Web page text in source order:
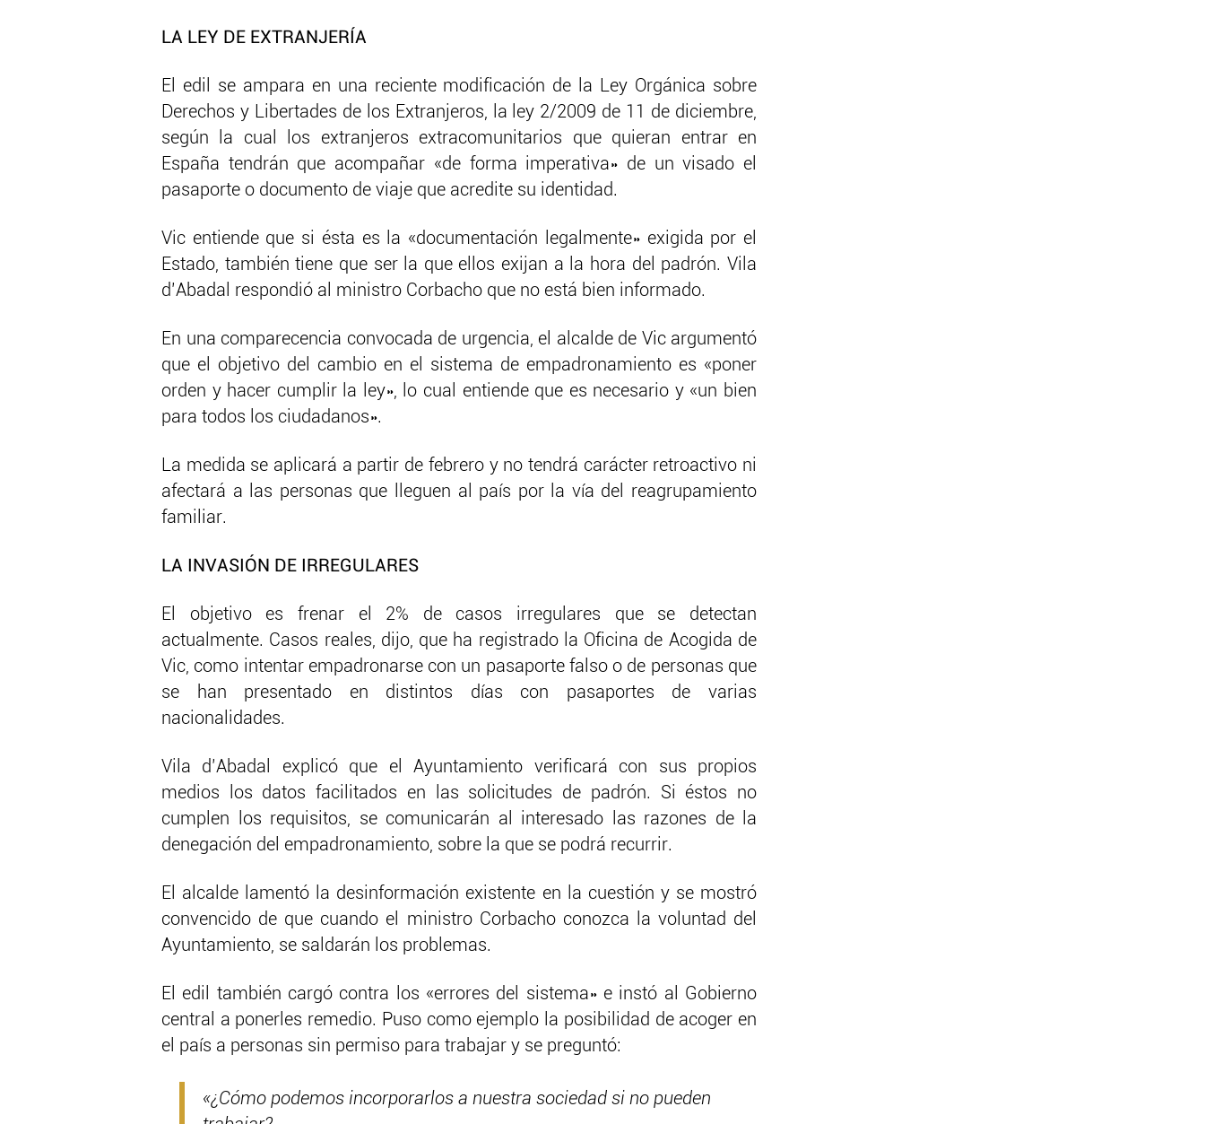
LA LEY DE EXTRANJERÍA
El edil se ampara en una reciente modificación de la Ley Orgánica sobre
Derechos y Libertades de los Extranjeros, la ley 2/2009 de 11 de diciembre,
según la cual los extranjeros extracomunitarios que quieran entrar en
España tendrán que acompañar «de forma imperativa» de un visado el
pasaporte o documento de viaje que acredite su identidad.
Vic entiende que si ésta es la «documentación legalmente» exigida por el
Estado, también tiene que ser la que ellos exijan a la hora del padrón. Vila
d’Abadal respondió al ministro Corbacho que no está bien informado.
En una comparecencia convocada de urgencia, el alcalde de Vic argumentó
que el objetivo del cambio en el sistema de empadronamiento es «poner
orden y hacer cumplir la ley», lo cual entiende que es necesario y «un bien
para todos los ciudadanos».
La medida se aplicará a partir de febrero y no tendrá carácter retroactivo ni
afectará a las personas que lleguen al país por la vía del reagrupamiento
familiar.
LA INVASIÓN DE IRREGULARES
El objetivo es frenar el 2% de casos irregulares que se detectan
actualmente. Casos reales, dijo, que ha registrado la Oficina de Acogida de
Vic, como intentar empadronarse con un pasaporte falso o de personas que
se han presentado en distintos días con pasaportes de varias
nacionalidades.
Vila d’Abadal explicó que el Ayuntamiento verificará con sus propios
medios los datos facilitados en las solicitudes de padrón. Si éstos no
cumplen los requisitos, se comunicarán al interesado las razones de la
denegación del empadronamiento, sobre la que se podrá recurrir.
El alcalde lamentó la desinformación existente en la cuestión y se mostró
convencido de que cuando el ministro Corbacho conozca la voluntad del
Ayuntamiento, se saldarán los problemas.
El edil también cargó contra los «errores del sistema» e instó al Gobierno
central a ponerles remedio. Puso como ejemplo la posibilidad de acoger en
el país a personas sin permiso para trabajar y se preguntó:
«¿Cómo podemos incorporarlos a nuestra sociedad si no pueden